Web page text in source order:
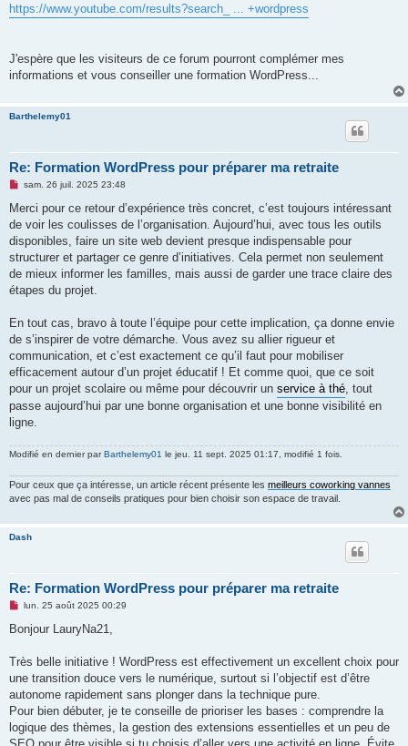
https://www.youtube.com/results?search_ ... +wordpress
J'espère que les visiteurs de ce forum pourront complémer mes
informations et vous conseiller une formation WordPress...
Barthelemy01
Re: Formation WordPress pour préparer ma retraite
M
s
a
g
e
n
o
l
sam. 26 juil. 2025 23:48
Merci pour ce retour d’expérience très concret, c’est toujours intéressant
de voir les coulisses de l’organisation. Aujourd’hui, avec tous les outils
disponibles, faire un site web devient presque indispensable pour
structurer et partager ce genre d’initiatives. Cela permet non seulement
de mieux informer les familles, mais aussi de garder une trace claire des
étapes du projet.
En tout cas, bravo à toute l’équipe pour cette implication, ça donne envie
de s’inspirer de votre démarche. Vous avez su allier rigueur et
communication, et c’est exactement ce qu’il faut pour mobiliser
efficacement autour d’un projet éducatif ! Et comme quoi, que ce soit
pour un projet scolaire ou même pour découvrir un service à thé, tout
passe aujourd’hui par une bonne organisation et une bonne visibilité en
ligne.
Modifié en dernier parBarthelemy01 le jeu. 11 sept. 2025 01:17, modifié 1 fois.
Pour ceux que ça intéresse, un article récent présente les meilleurs coworking vannes
avec pas mal de conseils pratiques pour bien choisir son espace de travail.
Dash
Re: Formation WordPress pour préparer ma retraite
M
s
g
n
o
l
u
lun. 25 août 2025 00:29
Bonjour LauryNa21,
Très belle initiative ! WordPress est effectivement un excellent choix pour
une transition douce vers le numérique, surtout si l’objectif est d’être
autonome rapidement sans plonger dans la technique pure.
Pour bien débuter, je te conseille de prioriser les bases : comprendre la
logique des thèmes, la gestion des extensions essentielles et un peu de